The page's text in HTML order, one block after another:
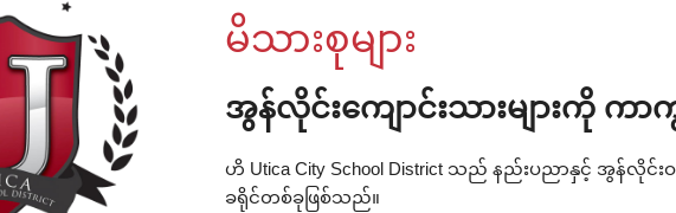
မိသားစုများ
အွန်လိုင်းကျောင်းသားများကို
ဟိ Utica City School District သည် နည်းပညာနှင့် အွန်လိုင်း
ခရိုင်တစ်ခုဖြစ်သည်။